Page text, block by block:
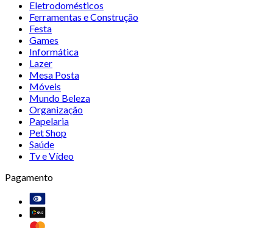
Eletrodomésticos
Ferramentas e Construção
Festa
Games
Informática
Lazer
Mesa Posta
Móveis
Mundo Beleza
Organização
Papelaria
Pet Shop
Saúde
Tv e Vídeo
Pagamento